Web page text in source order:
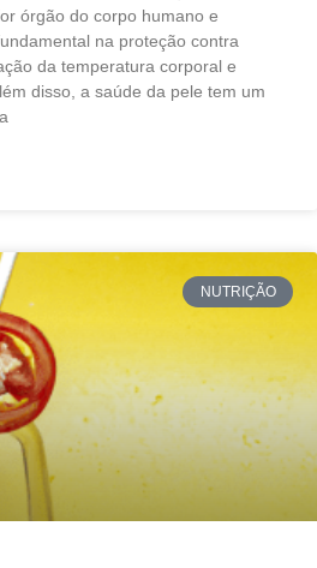
órgão do corpo humano e
na proteção contra
da temperatura corporal e
disso, a saúde da pele tem um
NUTRIÇÃO